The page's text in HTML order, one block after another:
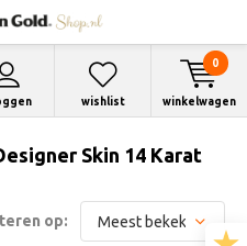
wishlist winkelwagen
0
Skin 14 Karat
op: